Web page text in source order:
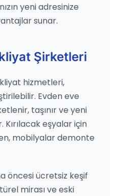
yeni adresinize
sunar.
Şirketleri
hizmetleri,
Evden eve
taşınır ve yeni
Kırılacak eşyalar için
mobilyalar demonte
öncesi ücretsiz keşif
mirası ve eski